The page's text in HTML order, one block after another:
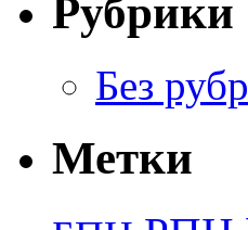
Рубрики
Без
Метки